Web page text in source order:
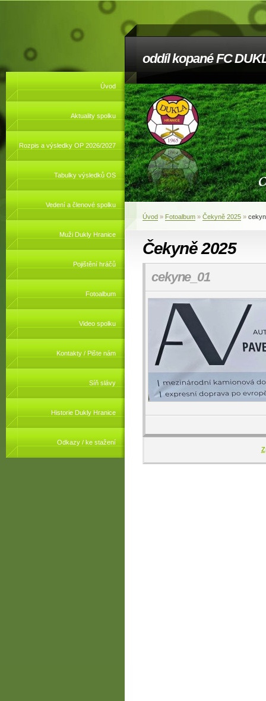
oddíl kopané FC
Úvod
Aktuality spolku
Rozpis a výsledky OP 2026/2027
Tabulky výsledků OS
Vedení a členové spolku
Muži Dukly Hranice
Pojištění hráčů
Fotoalbum
Video spolku
Kontakty / Pište nám
Síň slávy
Historie Dukly Hranice
Odkazy / ke stažení
Úvod » Fotoalbum » Čekyně 2025 »
Čekyně 2025
cekyne_01